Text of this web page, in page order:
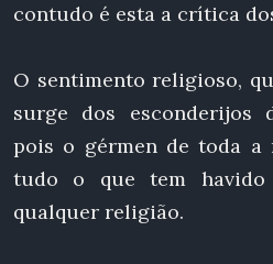
contudo é esta a crítica
O sentimento religioso,
surge dos esconderijos
pois o gérmen de toda a
tudo o que tem havido
qualquer religião.